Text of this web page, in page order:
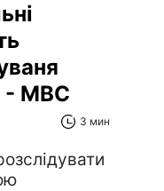
- МВС
3 мин